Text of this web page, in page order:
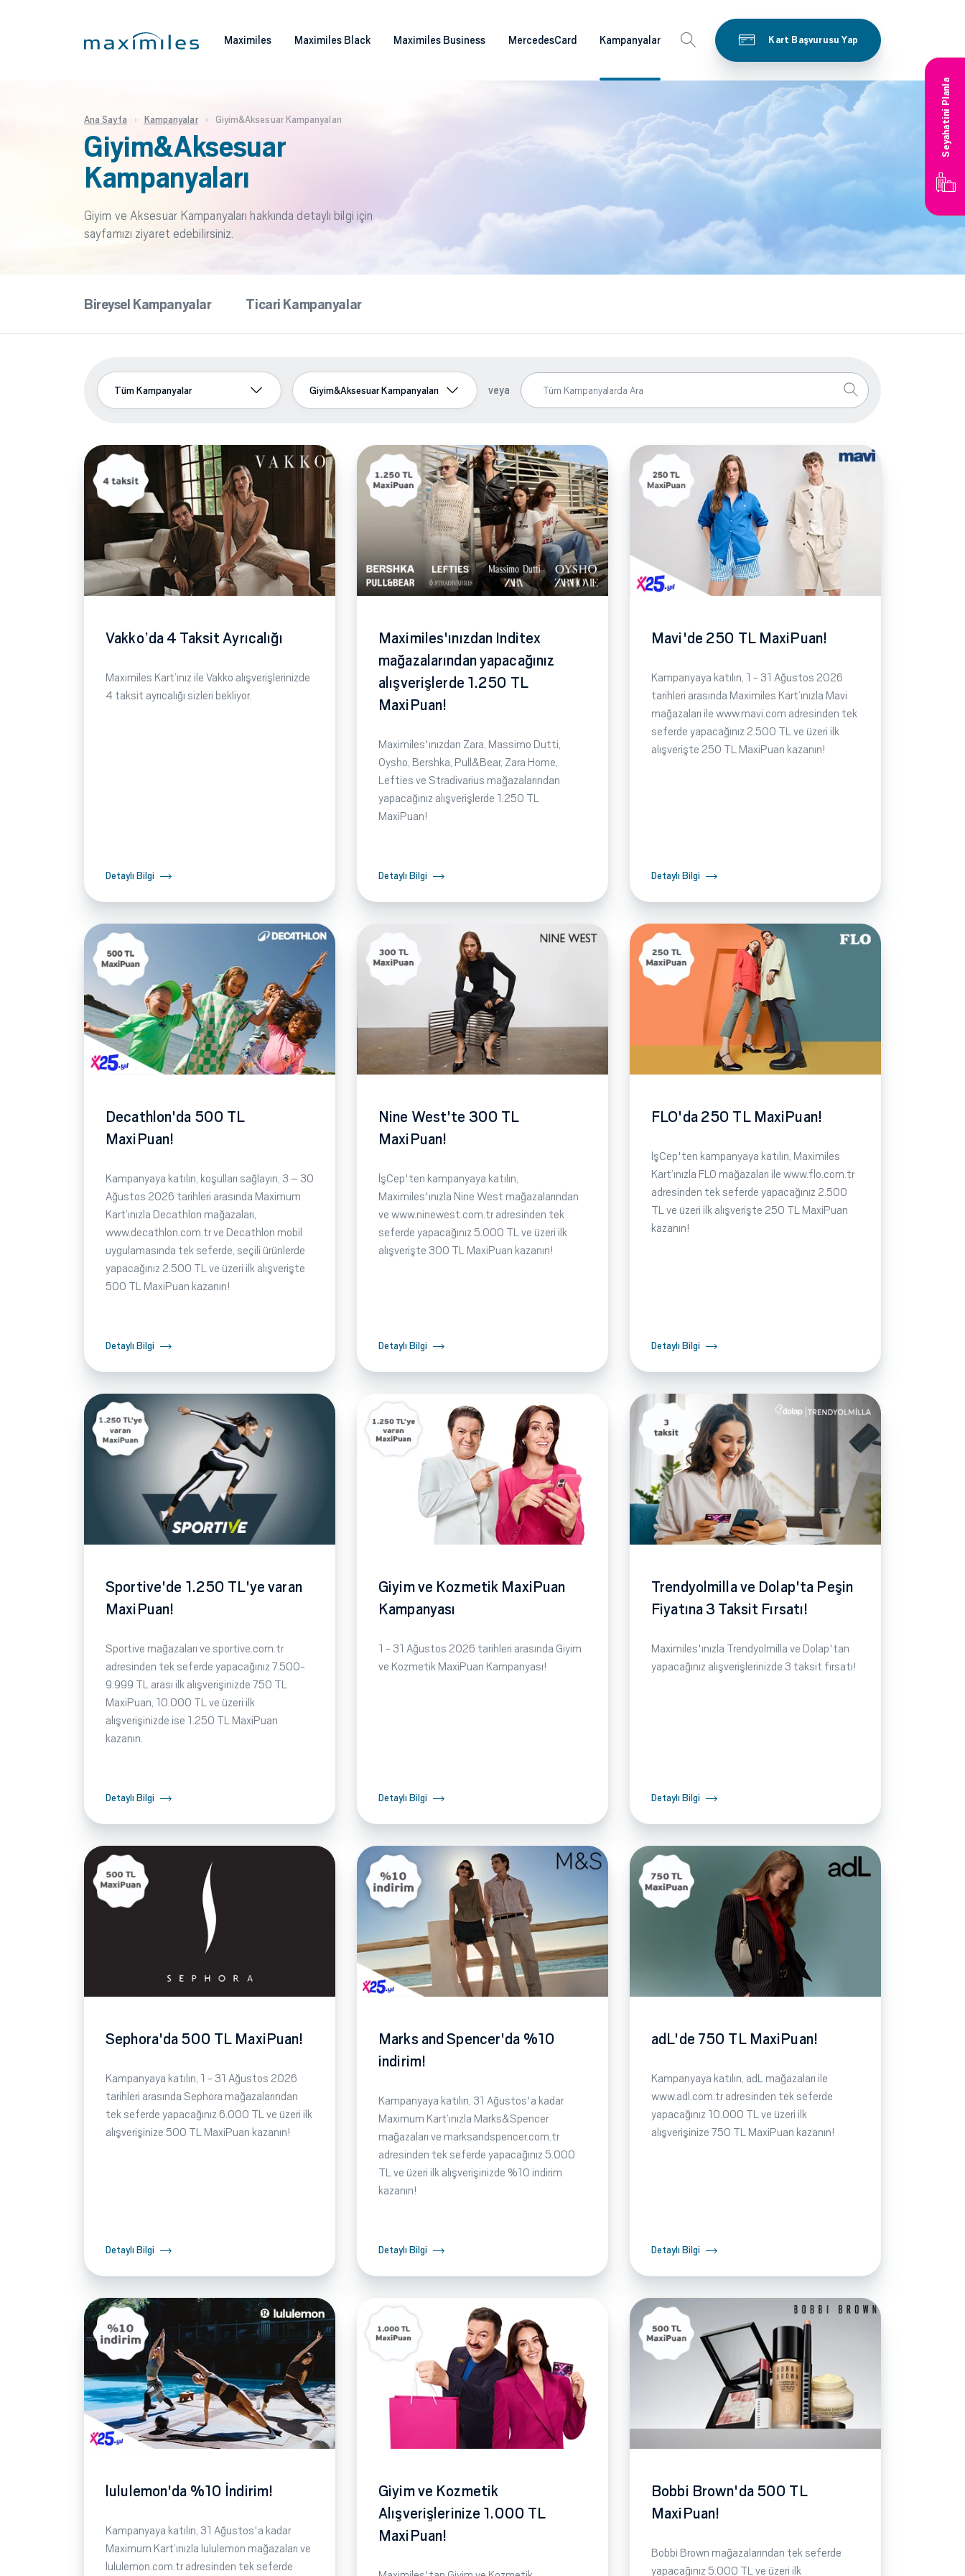
Maximiles Maximiles Black Maximiles Business MercedesCard Kampanyalar Kart Başvurusu Yap
Seyahatini Planla
Ana Sayfa Kampanyalar Giyim&Aksesuar Kampanyaları
Giyim&Aksesuar
Kampanyaları
Giyim ve Aksesuar Kampanyaları hakkında detaylı bilgi için
sayfamızı ziyaret edebilirsiniz.
Bireysel Kampanyalar Ticari Kampanyalar
Tüm Kampanyalar Giyim&Aksesuar Kampanyaları veya
Vakko’da 4 Taksit Ayrıcalığı
Maximiles Kart’ınız ile Vakko alışverişlerinizde
4 taksit ayrıcalığı sizleri bekliyor.
Detaylı Bilgi
Maximiles'ınızdan Inditex
mağazalarından yapacağınız
alışverişlerde 1.250 TL
MaxiPuan!
Maximiles'ınızdan Zara, Massimo Dutti,
Oysho, Bershka, Pull&Bear, Zara Home,
Lefties ve Stradivarius mağazalarından
yapacağınız alışverişlerde 1.250 TL
MaxiPuan!
Detaylı Bilgi
Mavi'de 250 TL MaxiPuan!
Kampanyaya katılın, 1 - 31 Ağustos 2026
tarihleri arasında Maximiles Kart’ınızla Mavi
mağazaları ile www.mavi.com adresinden tek
seferde yapacağınız 2.500 TL ve üzeri ilk
alışverişte 250 TL MaxiPuan kazanın!
Detaylı Bilgi
Decathlon'da 500 TL
MaxiPuan!
Kampanyaya katılın, koşulları sağlayın, 3 – 30
Ağustos 2026 tarihleri arasında Maximum
Kart’ınızla Decathlon mağazaları,
www.decathlon.com.tr ve Decathlon mobil
uygulamasında tek seferde, seçili ürünlerde
yapacağınız 2.500 TL ve üzeri ilk alışverişte
500 TL MaxiPuan kazanın!
Detaylı Bilgi
Nine West'te 300 TL
MaxiPuan!
İşCep'ten kampanyaya katılın,
Maximiles'ınızla Nine West mağazalarından
ve www.ninewest.com.tr adresinden tek
seferde yapacağınız 5.000 TL ve üzeri ilk
alışverişte 300 TL MaxiPuan kazanın!
Detaylı Bilgi
FLO'da 250 TL MaxiPuan!
İşCep'ten kampanyaya katılın, Maximiles
Kart’ınızla FLO mağazaları ile www.flo.com.tr
adresinden tek seferde yapacağınız 2.500
TL ve üzeri ilk alışverişte 250 TL MaxiPuan
kazanın!
Detaylı Bilgi
Sportive'de 1.250 TL'ye varan
MaxiPuan!
Sportive mağazaları ve sportive.com.tr
adresinden tek seferde yapacağınız 7.500-
9.999 TL arası ilk alışverişinizde 750 TL
MaxiPuan, 10.000 TL ve üzeri ilk
alışverişinizde ise 1.250 TL MaxiPuan
kazanın.
Detaylı Bilgi
Giyim ve Kozmetik MaxiPuan
Kampanyası
1 - 31 Ağustos 2026 tarihleri arasında Giyim
ve Kozmetik MaxiPuan Kampanyası!
Detaylı Bilgi
Trendyolmilla ve Dolap'ta Peşin
Fiyatına 3 Taksit Fırsatı!
Maximiles'ınızla Trendyolmilla ve Dolap'tan
yapacağınız alışverişlerinizde 3 taksit fırsatı!
Detaylı Bilgi
Sephora'da 500 TL MaxiPuan!
Kampanyaya katılın, 1 - 31 Ağustos 2026
tarihleri arasında Sephora mağazalarından
tek seferde yapacağınız 6.000 TL ve üzeri ilk
alışverişinize 500 TL MaxiPuan kazanın!
Detaylı Bilgi
Marks and Spencer'da %10
indirim!
Kampanyaya katılın, 31 Ağustos'a kadar
Maximum Kart’ınızla Marks&Spencer
mağazaları ve marksandspencer.com.tr
adresinden tek seferde yapacağınız 5.000
TL ve üzeri ilk alışverişinizde %10 indirim
kazanın!
Detaylı Bilgi
adL'de 750 TL MaxiPuan!
Kampanyaya katılın, adL mağazaları ile
www.adl.com.tr adresinden tek seferde
yapacağınız 10.000 TL ve üzeri ilk
alışverişinize 750 TL MaxiPuan kazanın!
Detaylı Bilgi
lululemon'da %10 İndirim!
Kampanyaya katılın, 31 Ağustos'a kadar
Maximum Kart’ınızla lululemon mağazaları ve
lululemon.com.tr adresinden tek seferde
Giyim ve Kozmetik
Alışverişlerinize 1.000 TL
MaxiPuan!
Bobbi Brown'da 500 TL
MaxiPuan!
Bobbi Brown mağazalarından tek seferde
yapacağınız 5.000 TL ve üzeri ilk